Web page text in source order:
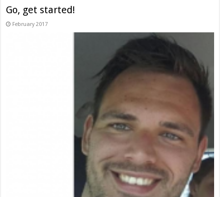
Go, get started!
February 2017